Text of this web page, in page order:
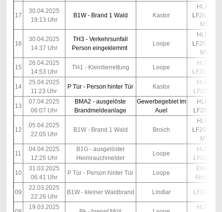
17
30.04.2025
19:13 Uhr
B1W - Brand 1 Wald Kastor
HLF10
LF20 Kats
MTF
16
30.04.2025
14:37 Uhr
TH3 - Verkehrsunfall
Person eingeklemmt
Loope
HLF10
LF20 Kats
MTF
15
26.04.2025
14:53 Uhr
TH1 - Kleintierrettung Loope
HLF10
LF20 Kats
14
25.04.2025
11:23 Uhr
P Tür - Person hinter Tür Kastor
HLF10
LF20Kats
13
07.04.2025
06:07 Uhr
BMA2 - ausgelöste
Brandmeldeanlage
Gewerbegebiet Im
Auel
HLF10
LF20Kats
12
05.04.2025
22:05 Uhr
B1W - Brand 1 Wald Broich
HLF10
LF20 Kats
MTF
11
04.04.2025
12:25 Uhr
B1G - ausgelöster
Heimrauchmelder
Loope
HLF10
LF20Kats
10
31.03.2025
06:41 Uhr
P Tür - Person hinter Tür Loope
Einsatz
Abbruch
09
22.03.2025
22:26 Uhr
B1W - kleiner Waldbrand Lindlar LF20Kats
19.03.2025 HLF10